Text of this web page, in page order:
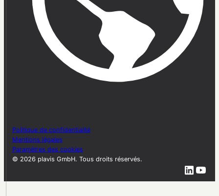
© 2026 plavis GmbH. Tous droits réservés.
Politique de confidentialité
Mentions légales
Paramètres des cookies